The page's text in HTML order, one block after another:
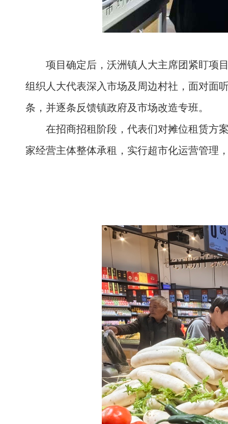
项目确定后，沃洲镇人大主席团紧盯项
组织人大代表深入市场及周边村社，面对面
条，并逐条反馈镇政府及市场改造专班。
在招商招租阶段，代表们对摊位租赁方
家经营主体整体承租，实行超市化运营管理